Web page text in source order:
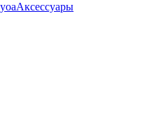
Аксессуары